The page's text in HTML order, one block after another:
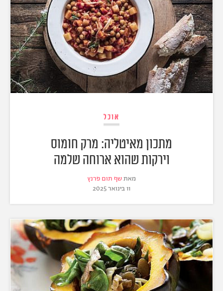
אוכל
מתכון מאיטליה: מרק חומוס
וירקות שהוא ארוחה שלמה
מאתשף תום פרנץ
11 בינואר 2025